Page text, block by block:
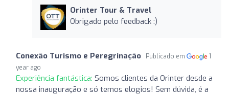
Orinter Tour & Travel
Obrigado pelo feedback :)
Conexão Turismo e Peregrinação Publicado em
1
year ago
Experiência fantástica: Somos clientes da Orinter desde a
nossa inauguração e só temos elogios! Sem dúvida, é a